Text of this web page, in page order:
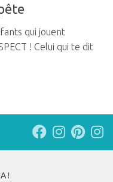
qui jouent
! Celui qui te dit
!